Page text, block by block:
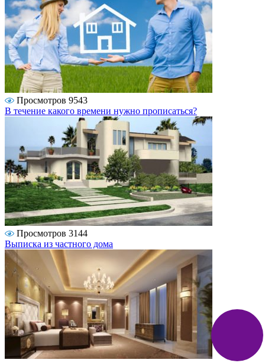
Просмотров 9543
В течение какого времени нужно прописаться?
Просмотров 3144
Выписка из частного дома